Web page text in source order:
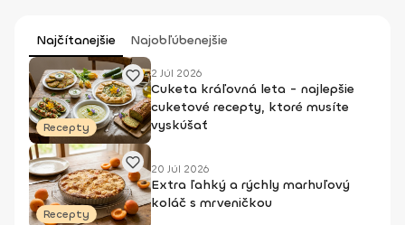
Najčítanejšie Najobľúbenejšie
Recepty
2 Júl 2026
Cuketa kráľovná leta - najlepšie
cuketové recepty, ktoré musíte
vyskúšať
Recepty
20 Júl 2026
Extra ľahký a rýchly marhuľový
koláč s mrveničkou